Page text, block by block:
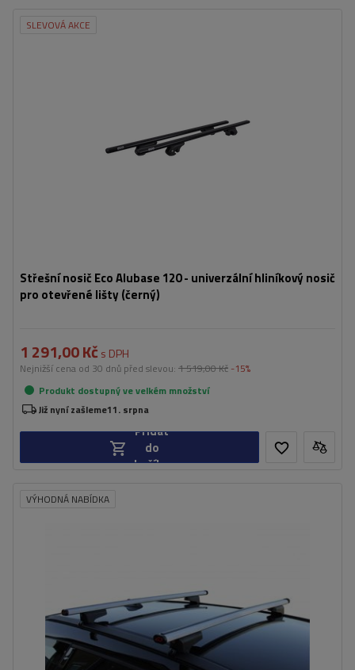
SLEVOVÁ AKCE
Střešní nosič Eco Alubase 120 - univerzální hliníkový nosič
pro otevřené lišty (černý)
1 291,00 Kč s DPH
Nejnižší cena od 30 dnů před slevou: 1 519,00 Kč -15%
Produkt dostupný ve velkém množství
Již nyní zašleme11. srpna
Přidat
do
košíku
VÝHODNÁ NABÍDKA